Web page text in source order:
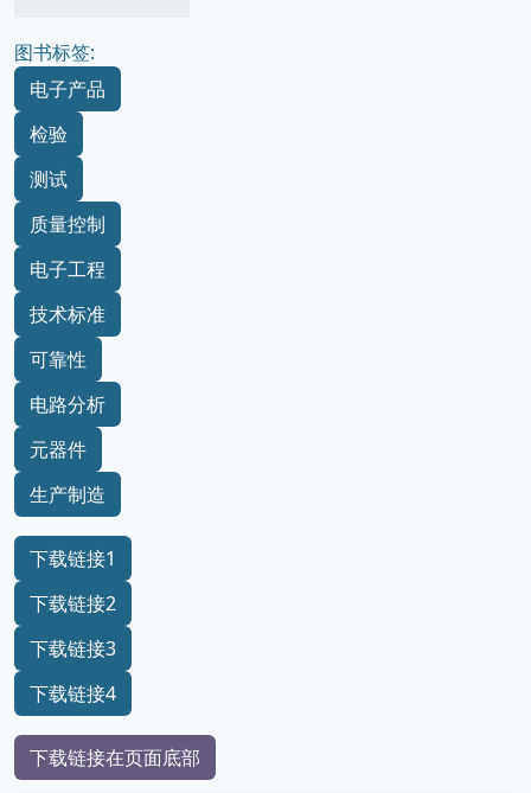
图书标签:
电子产品
检验
测试
质量控制
电子工程
技术标准
可靠性
电路分析
元器件
生产制造
下载链接1
下载链接2
下载链接3
下载链接4
下载链接在页面底部